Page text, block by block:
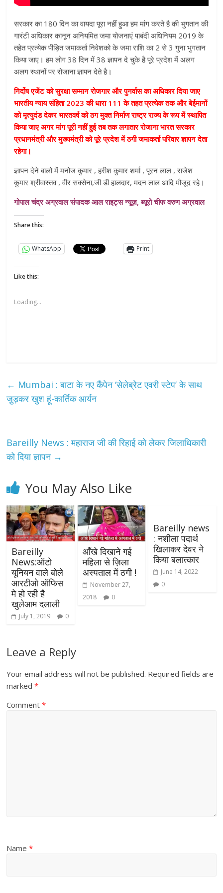
सरकार का 180 दिन का वायदा पूरा नहीं हुआ हम मांग करते है की भुगतान की
गारंटी अधिकार कानून अनियमित जमा योजनाएं पाबंदी अधिनियम 2019 के
तहेत प्रत्येक पीड़ित जमाकर्ता निवेशको के जमा राशि का 2 से 3 गुना भुगतान
किया जाए। हम लोग 38 दिन में 38 ज्ञापन दे चुके है पूरे प्रदेश में अलग
अलग स्थानों पर रोजाना ज्ञापन देते है।
निर्दोष एजेंट को सुरक्षा सम्मान रोजगार और पुनर्वास का अधिकार दिया जाए
भारतीय न्याय संहिता 2023 की धारा 111 के तहत प्रत्येक तक और बेईमानों
को मृत्युदंड देकर भारतवर्ष को ठग मुक्त निर्माण राष्ट्र राज्य के रूप में स्थापित
किया जाए अगर मांग पूरी नहीं हुई तब तक लगातार रोजाना भारत सरकार
प्रधानमंत्री और मुख्यमंत्री को पूरे प्रदेश में ठगी जमाकर्ता परिवार ज्ञापन देता
रहेगा।
ज्ञापन देने बालो में मनोज कुमार , हरीश कुमार शर्मा , पूरन लाल , राजेश
कुमार श्रीवास्तव , वीर सक्सेना,जी डी हालदार, मदन लाल आदि मौजूद रहे।
गोपाल चंद्र अग्रवाल संपादक आल राइट्स न्यूज़, ब्यूरो चीफ वरुण अग्रवाल
Share this:
WhatsApp Print
Like this:
Loading...
← Mumbai : बाटा के नए कैंपेन ‘सेलेब्रेट एवरी स्टेप’ के साथ
जु़ड़कर खुश हूं-कार्तिक आर्यन
Bareilly News : महाराज जी की रिहाई को लेकर जिलाधिकारी
को दिया ज्ञापन →
You May Also Like
Bareilly
News:ऑटो
यूनियन वाले बोले
आरटीओ ऑफिस
मे हो रही है
खुलेआम दलाली
July 1, 2019 0
आँखे दिखाने गई
महिला से ज़िला
अस्पताल में ठगी !
November 27,
2018
0
Bareilly news
: नशीला पदार्थ
खिलाकर देवर ने
किया बलात्कार
June 14, 2022
0
Leave a Reply
Your email address will not be published. Required fields are
marked*
Comment*
Name*